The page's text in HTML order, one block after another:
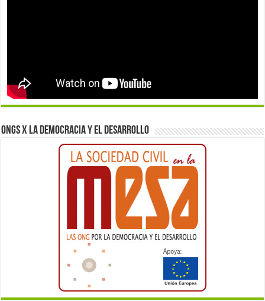
ONGs x la democracia y el desarrollo